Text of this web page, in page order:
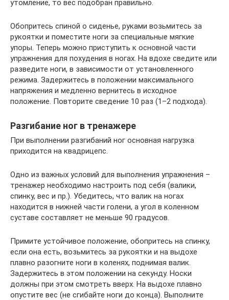
утомление, то вес подобран правильно.
Обопритесь спиной о сиденье, руками возьмитесь за
рукоятки и поместите ноги за специальные мягкие
упоры. Теперь можно приступить к основной части
упражнения для похудения в ногах. На вдохе сведите или
разведите ноги, в зависимости от установленного
режима. Задержитесь в положении максимального
напряжения и медленно вернитесь в исходное
положение. Повторите сведение 10 раз (1–2 подхода).
Разгибание ног в тренажере
При выполнении разгибаний ног основная нагрузка
приходится на квадрицепс.
Одно из важных условий для выполнения упражнения –
тренажер необходимо настроить под себя (валики,
спинку, вес и пр.). Убедитесь, что валик на ногах
находится в нижней части голени, а угол в коленном
суставе составляет не меньше 90 градусов.
Примите устойчивое положение, обопритесь на спинку,
если она есть, возьмитесь за рукоятки и на выдохе
плавно разогните ноги в коленях, поднимая валик.
Задержитесь в этом положении на секунду. Носки
должны при этом смотреть вверх. На выдохе плавно
опустите вес (не сгибайте ноги до конца). Выполните